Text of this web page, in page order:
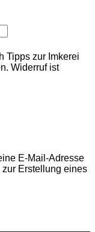
Tipps zur Imkerei
Widerruf ist
E-Mail-Adresse
Erstellung eines